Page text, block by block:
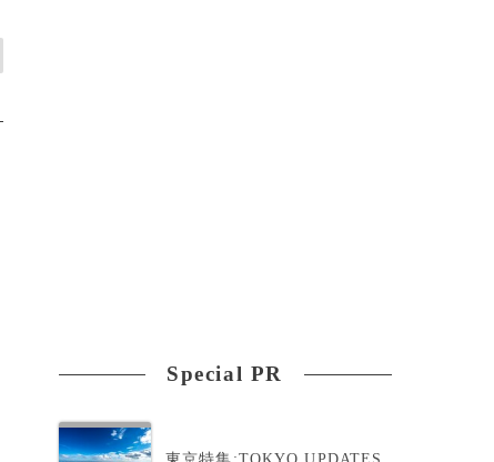
Special PR
東京特集:TOKYO UPDATES